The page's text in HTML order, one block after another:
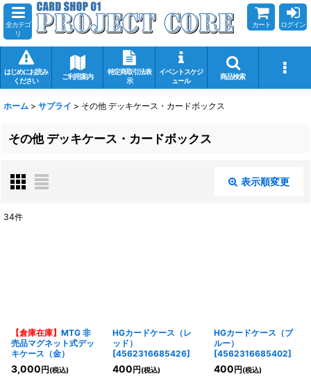
全カテゴ
リ
カート ログイン
はじめにお読み
ください
ご利用案内
特定商取引法表
示
イベントスケジ
ュール
商品検索
ホーム > サプライ > その他 デッキケース・カードボックス
その他 デッキケース・カードボックス
表示順変更
絞り込む
34件
【倉庫在庫】 MTG 非
売品マグネット式デッ
キケース（金）
3,000 円 (税込)
HGカードケース（レ
ッド）
[4562316685426]
400 円 (税込)
HGカードケース（ブ
ルー）
[4562316685402]
400 円 (税込)